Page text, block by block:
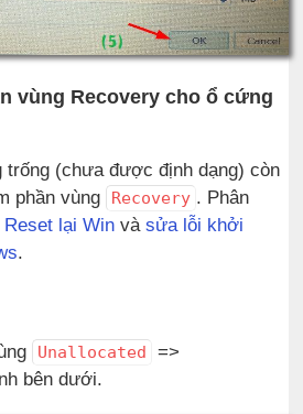
vùng Recovery cho ổ cứng
trống (chưa được định dạng) còn
phần vùng
Recovery . Phân
Reset lại Win vàsửa lỗi khởi
.
Unallocated
=>
bên dưới.